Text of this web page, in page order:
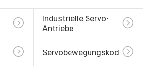
Industrielle Servo-
Antriebe
Servobewegungskodierer